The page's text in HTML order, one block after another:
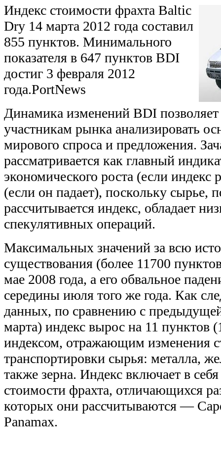
Индекс стоимости фрахта Baltic
Dry 14 марта 2012 года составил
855 пунктов. Минимального
показателя в 647 пунктов BDI
достиг 3 февраля 2012
года.PortNews
Динамика изменений BDI
участникам рынка анализировать
мирового спроса и предложения.
рассматривается как главный
экономического роста (если индекс
(если он падает), поскольку сырье,
рассчитывается индекс, обладает
спекулятивных операций.
Максимальных значений за всю
существования (более 11700
мае 2008 года, а его обвальное
середины июля того же года. Как
данных, по сравнению с
марта) индекс вырос на 11 пунктов
индексом, отражающим изменения
транспортировки сырья: металла,
также зерна. Индекс включает в
стоимости фрахта, отличающихся
которых они рассчитываются —
Panamax.